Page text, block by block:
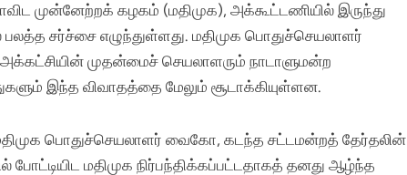
முன்னேற்றக் கழகம் (மதிமுக), அக்கூட்டணியில் இருந்து
சர்ச்சை எழுந்துள்ளது. மதிமுக பொதுச்செயலாளர்
முதன்மைச் செயலாளரும் நாடாளுமன்ற
இந்த விவாதத்தை மேலும் சூடாக்கியுள்ளன.
பொதுச்செயலாளர் வைகோ, கடந்த சட்டமன்றத் தேர்தலின்
போட்டியிட மதிமுக நிர்பந்திக்கப்பட்டதாகத் தனது ஆழ்ந்த